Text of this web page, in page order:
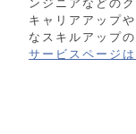
キャリアアップ
なスキルアップ
サービスページ